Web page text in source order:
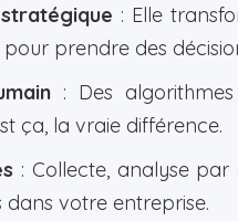
: Elle
prendre des
: Des
ça, la vraie différence.
: Collecte, analyse
votre entreprise.